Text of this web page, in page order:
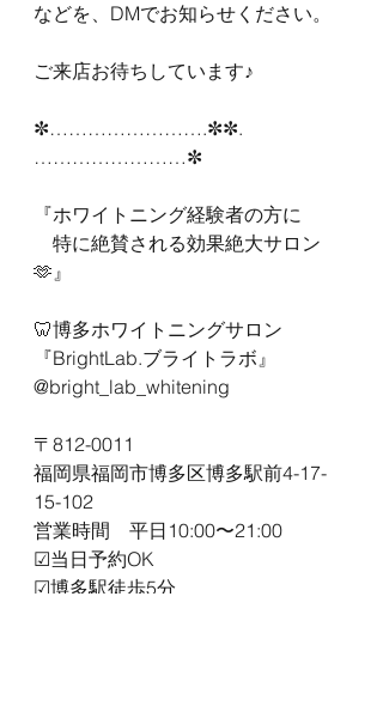
などを、DMでお知らせください。
ご来店お待ちしています♪
✼…………………….✼✼.
……………………✼
『ホワイトニング経験者の方に
特に絶賛される効果絶大サロン
🫶』
🦷博多ホワイトニングサロン
『BrightLab.ブライトラボ』
@bright_lab_whitening
〒812-0011
福岡県福岡市博多区博多駅前4-17-
15-102
営業時間　平日10:00〜21:00
☑︎当日予約OK
☑︎博多駅徒歩5分